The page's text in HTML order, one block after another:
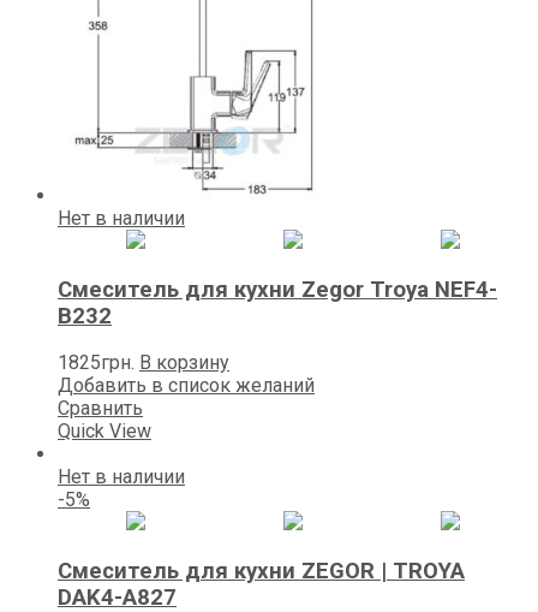
Нет в наличии
Смеситель для кухни Zegor Trоya NEF4-
B232
1825грн. В корзину
Добавить в список желаний
Сравнить
Quick View
Нет в наличии
-5%
Смеситель для кухни ZEGOR | TROYA
DAK4-А827